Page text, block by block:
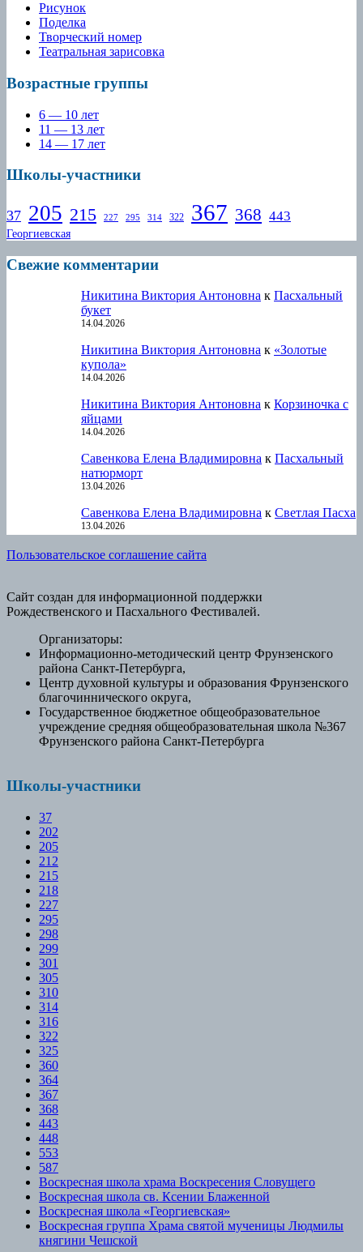
Рисунок
Поделка
Творческий номер
Театральная зарисовка
Возрастные группы
6 — 10 лет
11 — 13 лет
14 — 17 лет
Школы-участники
37 205 215 227 295 314 322 367 368 443
Георгиевская
Свежие комментарии
Никитина Виктория Антоновна к Пасхальный
букет
14.04.2026
Никитина Виктория Антоновна к «Золотые
купола»
14.04.2026
Никитина Виктория Антоновна к Корзиночка с
яйцами
14.04.2026
Савенкова Елена Владимировна к Пасхальный
натюрморт
13.04.2026
Савенкова Елена Владимировна к Светлая Пасха
13.04.2026
Пользовательское соглашение сайта
Сайт создан для информационной поддержки
Рождественского и Пасхального Фестивалей.
Организаторы:
Информационно-методический центр Фрунзенского
района Санкт-Петербурга,
Центр духовной культуры и образования Фрунзенского
благочиннического округа,
Государственное бюджетное общеобразовательное
учреждение средняя общеобразовательная школа №367
Фрунзенского района Санкт-Петербурга
Школы-участники
37
202
205
212
215
218
227
295
298
299
301
305
310
314
316
322
325
360
364
367
368
443
448
553
587
Воскресная школа храма Воскресения Словущего
Воскресная школа св. Ксении Блаженной
Воскресная школа «Георгиевская»
Воскресная группа Храма святой мученицы Людмилы
княгини Чешской